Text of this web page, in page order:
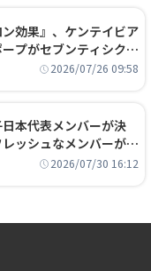
ン効果』、ケンテイビア
プがセブンティシクサ
2026/07/26 09:58
日本代表メンバーが決
ッシュなメンバーが日
う
2026/07/30 16:12